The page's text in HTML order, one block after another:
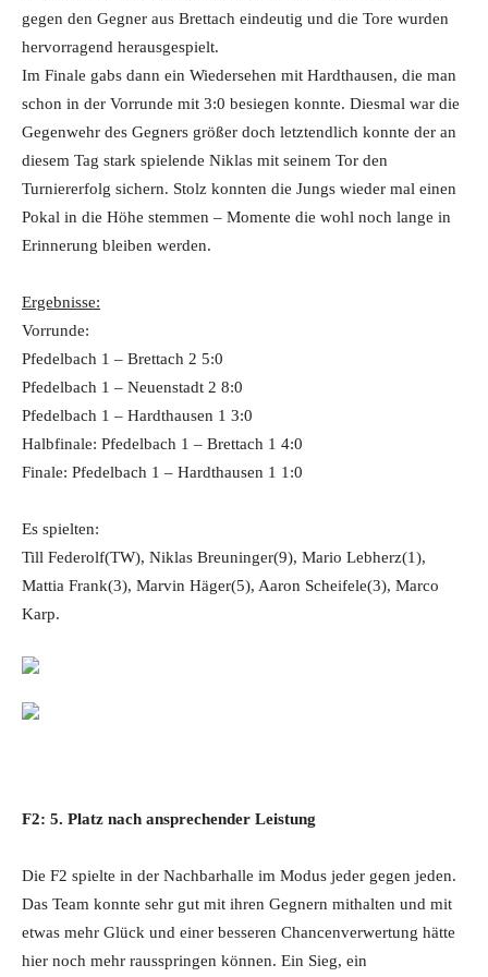
gegen den Gegner aus Brettach eindeutig und die Tore wurden
hervorragend herausgespielt.
Im Finale gabs dann ein Wiedersehen mit Hardthausen, die man
schon in der Vorrunde mit 3:0 besiegen konnte. Diesmal war die
Gegenwehr des Gegners größer doch letztendlich konnte der an
diesem Tag stark spielende Niklas mit seinem Tor den
Turniererfolg sichern. Stolz konnten die Jungs wieder mal einen
Pokal in die Höhe stemmen – Momente die wohl noch lange in
Erinnerung bleiben werden.
Ergebnisse:
Vorrunde:
Pfedelbach 1 – Brettach 2 5:0
Pfedelbach 1 – Neuenstadt 2 8:0
Pfedelbach 1 – Hardthausen 1 3:0
Halbfinale: Pfedelbach 1 – Brettach 1 4:0
Finale: Pfedelbach 1 – Hardthausen 1 1:0
Es spielten:
Till Federolf(TW), Niklas Breuninger(9), Mario Lebherz(1),
Mattia Frank(3), Marvin Häger(5), Aaron Scheifele(3), Marco
Karp.
F2: 5. Platz nach ansprechender Leistung
Die F2 spielte in der Nachbarhalle im Modus jeder gegen jeden.
Das Team konnte sehr gut mit ihren Gegnern mithalten und mit
etwas mehr Glück und einer besseren Chancenverwertung hätte
hier noch mehr rausspringen können. Ein Sieg, ein